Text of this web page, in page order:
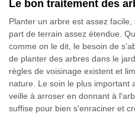
Le bon traitement des
Planter un arbre est assez
part de terrain assez étendue.
comme on le dit, le besoin de
de planter des arbres dans le
règles de voisinage existent et
nature. Le soin le plus important
veille à arroser en donnant à
suffise pour bien s'enraciner et